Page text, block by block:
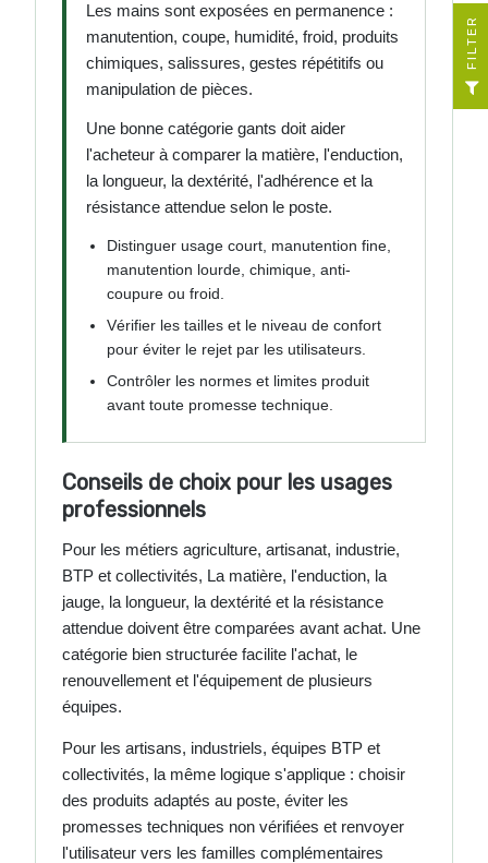
Les mains sont exposées en permanence :
manutention, coupe, humidité, froid, produits
chimiques, salissures, gestes répétitifs ou
manipulation de pièces.
Une bonne catégorie gants doit aider
l'acheteur à comparer la matière, l'enduction,
la longueur, la dextérité, l'adhérence et la
résistance attendue selon le poste.
Distinguer usage court, manutention fine,
manutention lourde, chimique, anti-
coupure ou froid.
Vérifier les tailles et le niveau de confort
pour éviter le rejet par les utilisateurs.
Contrôler les normes et limites produit
avant toute promesse technique.
Conseils de choix pour les usages
professionnels
Pour les métiers agriculture, artisanat, industrie,
BTP et collectivités, La matière, l'enduction, la
jauge, la longueur, la dextérité et la résistance
attendue doivent être comparées avant achat. Une
catégorie bien structurée facilite l'achat, le
renouvellement et l'équipement de plusieurs
équipes.
Pour les artisans, industriels, équipes BTP et
collectivités, la même logique s'applique : choisir
des produits adaptés au poste, éviter les
promesses techniques non vérifiées et renvoyer
l'utilisateur vers les familles complémentaires
R